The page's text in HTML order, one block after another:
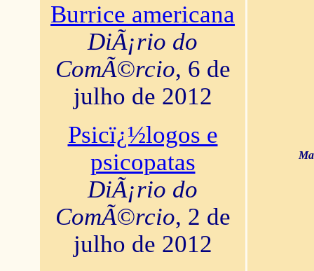
Burrice americana
DiÃ¡rio do
ComÃ©rcio, 6 de
julho de 2012
Psicï¿½logos e
psicopatas
DiÃ¡rio do
ComÃ©rcio, 2 de
julho de 2012